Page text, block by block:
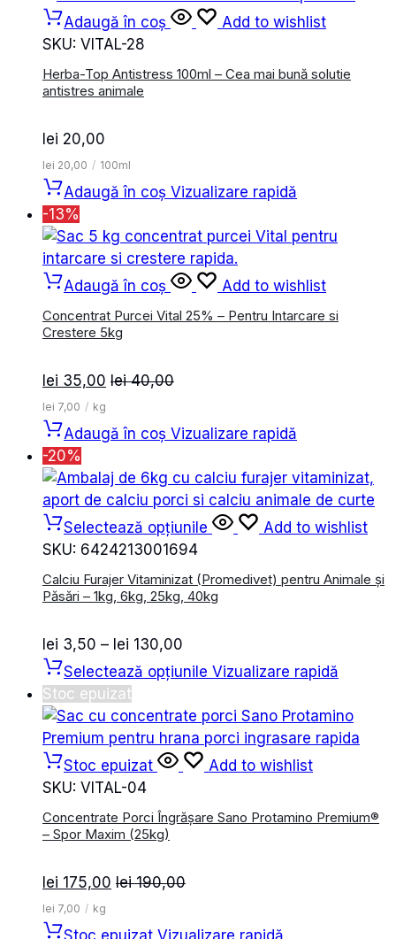
lei 18,00
până
lei 67,00
Adaugă în coș
Add to wishlist
SKU: VITAL-28
Herba-Top Antistress 100ml – Cea mai bună solutie
antistres animale
lei 20,00
lei 20,00 / 100ml
Adaugă în coș Vizualizare rapidă
-13%
Adaugă în coș Add to wishlist
Concentrat Purcei Vital 25% – Pentru Intarcare si
Crestere 5kg
lei 35,00 lei40,00
lei 7,00 / kg
Adaugă în coș Vizualizare rapidă
-20%
Selectează opțiunile
Add to wishlist
SKU: 6424213001694
Calciu Furajer Vitaminizat (Promedivet) pentru Animale și
Păsări – 1kg, 6kg, 25kg, 40kg
lei 3,50 – lei 130,00
de
lei 3,50
până
la
lei 130,00
Selectează opțiunile Vizualizare rapidă
Stoc epuizat
Stoc epuizat
Add to wishlist
SKU: VITAL-04
Concentrate Porci Îngrășare Sano Protamino Premium®
– Spor Maxim (25kg)
lei 175,00 lei190,00
lei 7,00 / kg
Stoc epuizat Vizualizare rapidă